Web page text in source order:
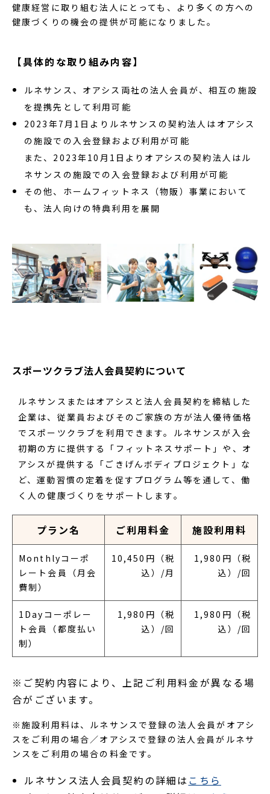
健康経営に取り組む法人にとっても、より多くの方への
健康づくりの機会の提供が可能になりました。
【具体的な取り組み内容】
ルネサンス、オアシス両社の法人会員が、相互の施設
を提携先として利用可能
2023年7月1日よりルネサンスの契約法人はオアシス
の施設での入会登録および利用が可能
また、2023年10月1日よりオアシスの契約法人はル
ネサンスの施設での入会登録および利用が可能
その他、ホームフィットネス（物販）事業において
も、法人向けの特典利用を展開
スポーツクラブ法人会員契約について
ルネサンスまたはオアシスと法人会員契約を締結した
企業は、従業員およびそのご家族の方が法人優待価格
でスポーツクラブを利用できます。ルネサンスが入会
初期の方に提供する「フィットネスサポート」や、オ
アシスが提供する「ごきげんボディプロジェクト」な
ど、運動習慣の定着を促すプログラム等を通して、働
く人の健康づくりをサポートします。
プラン名 ご利用料金 施設利用料
Monthlyコーポ
レート会員（月会
費制）
10,450円（税
込）/月
1,980円（税
込）/回
1Dayコーポレー
ト会員（都度払い
制）
1,980円（税
込）/回
1,980円（税
込）/回
※ご契約内容により、上記ご利用料金が異なる場
合がございます。
※施設利用料は、ルネサンスで登録の法人会員がオアシ
スをご利用の場合／オアシスで登録の法人会員がルネサ
ンスをご利用の場合の料金です。
ルネサンス法人会員契約の詳細は こちら